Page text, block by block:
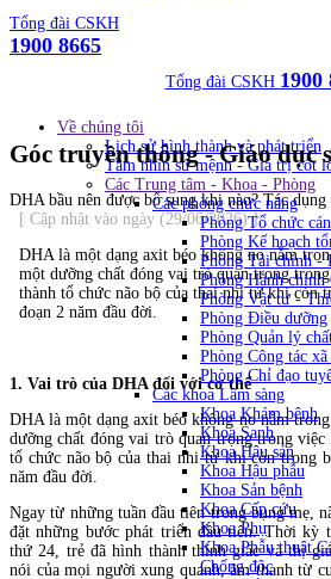
Tổng đài CSKH
1900 8665
Tổng đài CSKH 1900
Về chúng tôi
Lịch sử hình thành và phát triển
Tầm nhìn sứ mệnh - Giá trị cốt
Các Trung tâm - Khoa - Phòng
Các phòng chức năng
Phòng Tổ chức
Phòng Kế hoạch
Phòng Tài chính -
Phòng Hành chính
Phòng Vật tư -
Phòng Điều dưỡng
Phòng Quản lý
Phòng Công tác
Phòng Chỉ đạo
Các khoa Lâm sàng
Khoa Khám bệnh
Khoa Sanh
Khoa Hậu sản
Khoa Hậu phẫu
Khoa Sản bệnh
Khoa Cấp cứu
Khoa Phụ
Khoa Phẫu thuật
Chống độc
Góc truyền thông - Giáo dục
DHA bầu nên được bổ sung khi nào? Tác dụng
[ Cập nhật vào ngày (29/06/2026) ]
DHA là một dạng axit béo không no nằm
một dưỡng chất đóng vai trò quan trọng
thành tổ chức não bộ của thai nhi từ khi còn
đoạn 2 năm đầu đời.
1. Vai trò của DHA đối với cơ thể
DHA là một dạng axit béo không no nằm
dưỡng chất đóng vai trò quan trọng trong việc
tổ chức não bộ của thai nhi từ khi còn trong
năm đầu đời.
Ngay từ những tuần đầu tiên trong bụng mẹ,
đặt những bước phát triển đầu tiên. Thời kỳ
thứ 24, trẻ đã hình thành thính giác và thị
nói của mọi người xung quanh, âm thanh từ